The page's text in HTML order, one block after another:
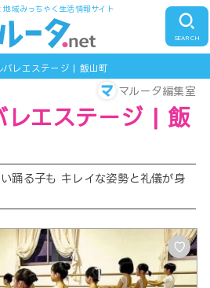
地域みっちゃく生活情報サイト
SEARCH
バレエステージ | 飯山町
マルータ編集室
レエステージ | 飯
踊る子も キレイな姿勢と礼儀が身
♡